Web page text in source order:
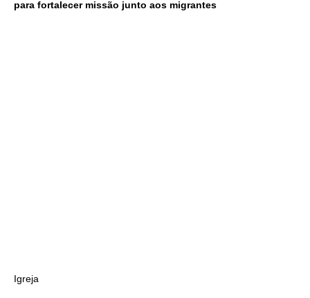
para fortalecer missão junto aos migrantes
Igreja